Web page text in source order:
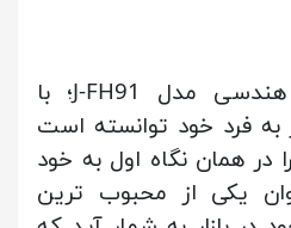
مدرن هندسی مدل J-FH91؛ با
به فرد خود توانسته است
در همان نگاه اول به خود
یکی از محبوب ترین